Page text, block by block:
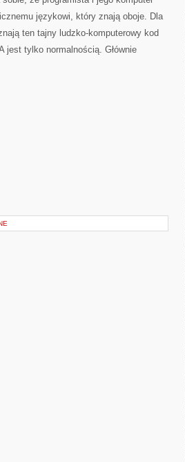
językowi, który znają oboje. Dla
ten tajny ludzko-komputerowy kod
jest tylko normalnością. Głównie